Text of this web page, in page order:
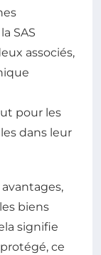
SAS
associés,
pour les
dans leur
biens
signifie
ce